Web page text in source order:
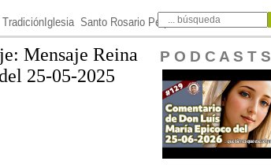
TradiciónIglesia Santo Rosario Perpetuo
Mensaje Reina
25-05-2025
P O D C A S T S